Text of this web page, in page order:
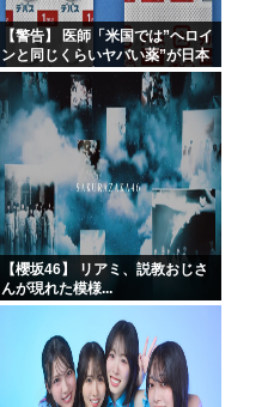
【警告】 医師「米国では”ヘロイ
ンと同じくらいヤバい薬”が日本
では平気で処方されてる」
【櫻坂46】 リアミ、説教おじさ
んが現れた模様...